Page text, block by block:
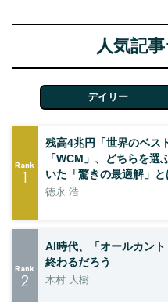
人気記
デイリー
Rank
1
残高4兆円「世界のベス
「WCM」、どちらを選
いた「驚きの最適解」と
徳永 浩
Rank
2
AI時代、「オールカン
終わるだろう
木村 大樹